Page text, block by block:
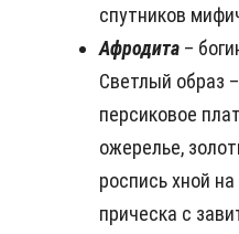
спутников
Афродита –
Светлый образ
персиковое
ожерелье,
роспись хной
прическа с